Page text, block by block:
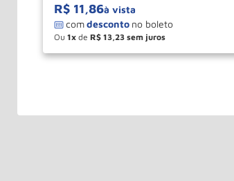
R$ 11,86à vista
Ou 1 de R$ 13, 23
＋
－ COMPRAR